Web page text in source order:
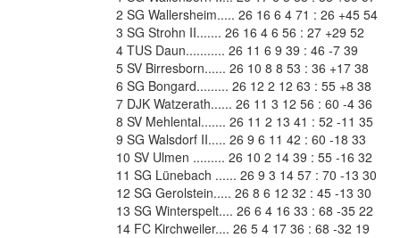
2 SG Wallersheim..... 26 16 6 4 71 : 26 +45 54
3 SG Strohn II....... 26 16 4 6 56 : 27 +29 52
4 TUS Daun........... 26 11 6 9 39 : 46 -7 39
5 SV Birresborn...... 26 10 8 8 53 : 36 +17 38
6 SG Bongard......... 26 12 2 12 63 : 55 +8 38
7 DJK Watzerath...... 26 11 3 12 56 : 60 -4 36
8 SV Mehlental....... 26 11 2 13 41 : 52 -11 35
9 SG Walsdorf II..... 26 9 6 11 42 : 60 -18 33
10 SV Ulmen ......... 26 10 2 14 39 : 55 -16 32
11 SG Lünebach ...... 26 9 3 14 57 : 70 -13 30
12 SG Gerolstein..... 26 8 6 12 32 : 45 -13 30
13 SG Winterspelt.... 26 6 4 16 33 : 68 -35 22
14 FC Kirchweiler.... 26 5 4 17 36 : 68 -32 19